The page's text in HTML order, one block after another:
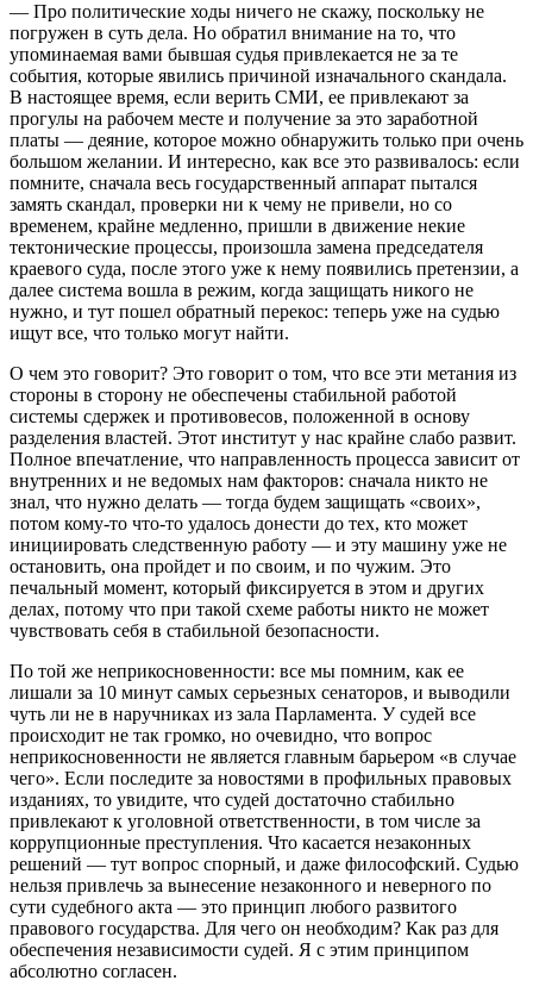
— Про политические ходы ничего не скажу, поскольку не
погружен в суть дела. Но обратил внимание на то, что
упоминаемая вами бывшая судья привлекается не за те
события, которые явились причиной изначального скандала.
В настоящее время, если верить СМИ, ее привлекают за
прогулы на рабочем месте и получение за это заработной
платы — деяние, которое можно обнаружить только при очень
большом желании. И интересно, как все это развивалось: если
помните, сначала весь государственный аппарат пытался
замять скандал, проверки ни к чему не привели, но со
временем, крайне медленно, пришли в движение некие
тектонические процессы, произошла замена председателя
краевого суда, после этого уже к нему появились претензии, а
далее система вошла в режим, когда защищать никого не
нужно, и тут пошел обратный перекос: теперь уже на судью
ищут все, что только могут найти.
О чем это говорит? Это говорит о том, что все эти метания из
стороны в сторону не обеспечены стабильной работой
системы сдержек и противовесов, положенной в основу
разделения властей. Этот институт у нас крайне слабо развит.
Полное впечатление, что направленность процесса зависит от
внутренних и не ведомых нам факторов: сначала никто не
знал, что нужно делать — тогда будем защищать «своих»,
потом кому-то что-то удалось донести до тех, кто может
инициировать следственную работу — и эту машину уже не
остановить, она пройдет и по своим, и по чужим. Это
печальный момент, который фиксируется в этом и других
делах, потому что при такой схеме работы никто не может
чувствовать себя в стабильной безопасности.
По той же неприкосновенности: все мы помним, как ее
лишали за 10 минут самых серьезных сенаторов, и выводили
чуть ли не в наручниках из зала Парламента. У судей все
происходит не так громко, но очевидно, что вопрос
неприкосновенности не является главным барьером «в случае
чего». Если последите за новостями в профильных правовых
изданиях, то увидите, что судей достаточно стабильно
привлекают к уголовной ответственности, в том числе за
коррупционные преступления. Что касается незаконных
решений — тут вопрос спорный, и даже философский. Судью
нельзя привлечь за вынесение незаконного и неверного по
сути судебного акта — это принцип любого развитого
правового государства. Для чего он необходим? Как раз для
обеспечения независимости судей. Я с этим принципом
абсолютно согласен.